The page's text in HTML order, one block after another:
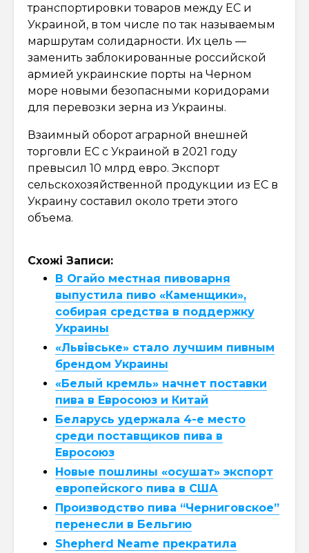
транспортировки товаров между ЕС и
Украиной, в том числе по так называемым
маршрутам солидарности. Их цель —
заменить заблокированные российской
армией украинские порты на Черном
море новыми безопасными коридорами
для перевозки зерна из Украины.
Взаимный оборот аграрной внешней
торговли ЕС с Украиной в 2021 году
превысил 10 млрд евро. Экспорт
сельскохозяйственной продукции из ЕС в
Украину составил около трети этого
объема.
Схожі Записи:
В Огайо местная пивоварня
выпустила пиво «Каменщики»,
собирая средства в поддержку
Украины
«Львівське» стало лучшим пивным
брендом Украины
«Белый кремль» начнет поставки
пива в Евросоюз и Китай
Беларусь удержала 4-е место
среди поставщиков пива в
Евросоюз
Новые пошлины «осушат» экспорт
европейского пива в США
Производство пива “Черниговское”
перенесли в Бельгию
Shepherd Neame прекратила